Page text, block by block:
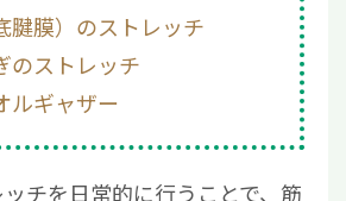
腱膜）のストレッチ
のストレッチ
ルギャザー
チを日常的に行うことで、筋